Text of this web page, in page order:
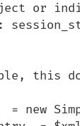
or
this